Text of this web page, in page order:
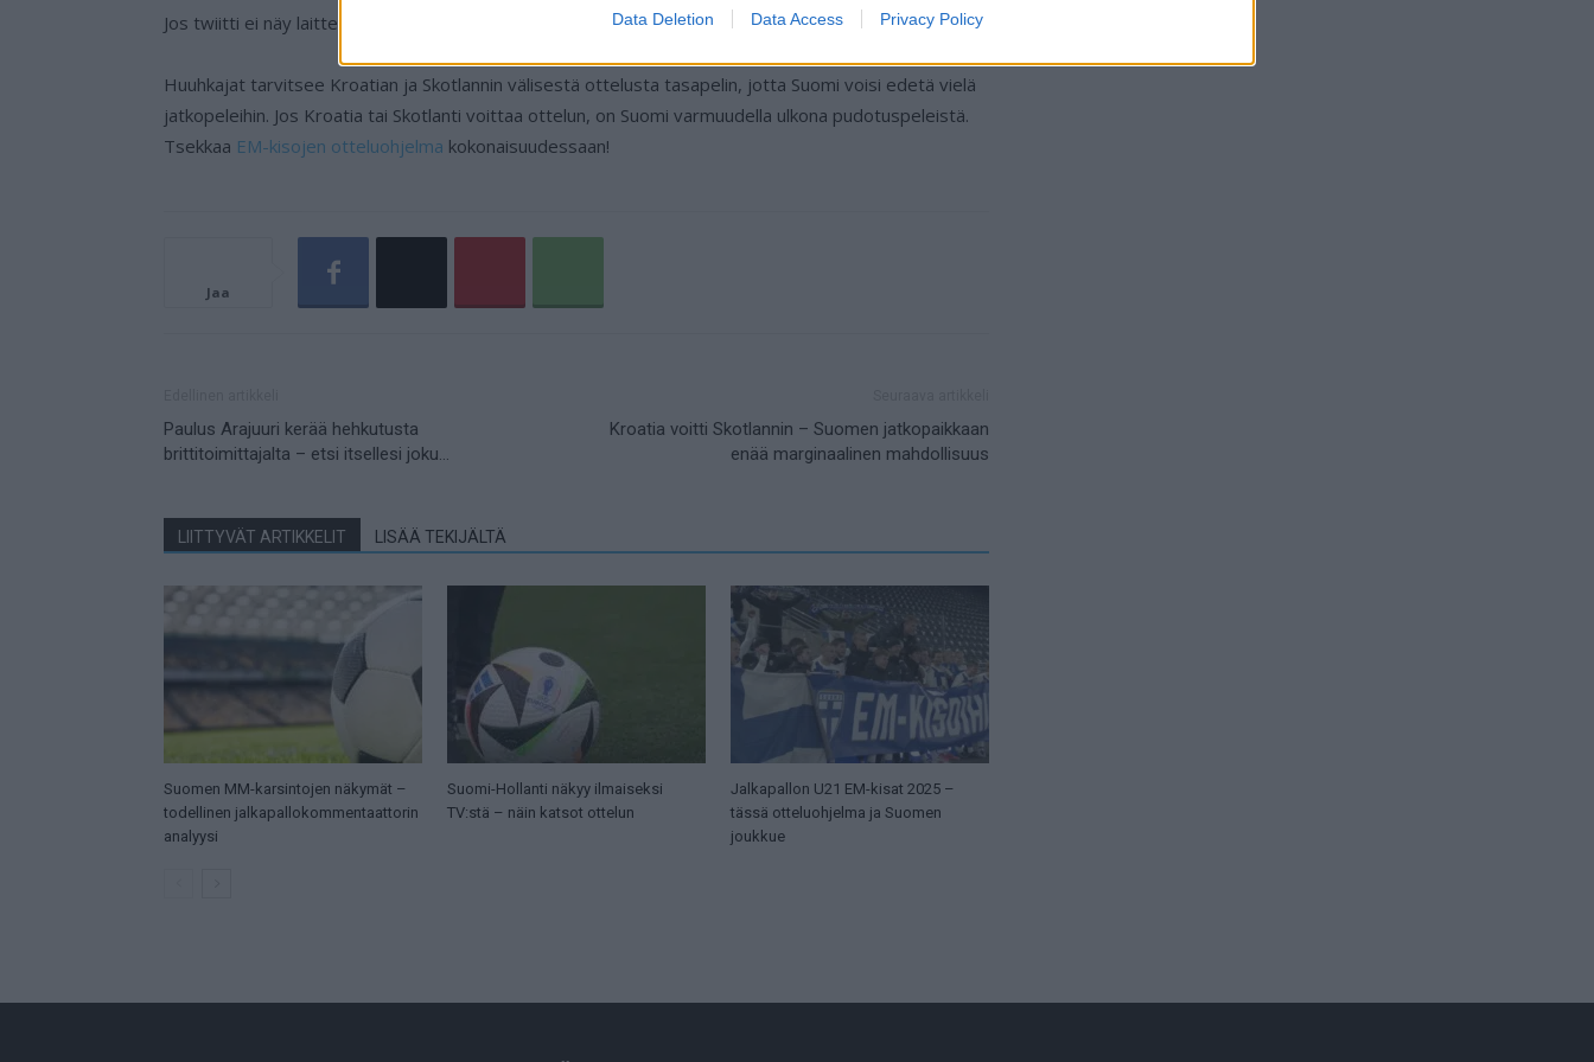
Data Deletion Data Access Privacy Policy
Jos twiitti ei näy laitteellasi voit katsoa sen suoraan Twitteristä.
Huuhkajat tarvitsee Kroatian ja Skotlannin välisestä ottelusta tasapelin, jotta Suomi voisi edetä vielä
jatkopeleihin. Jos Kroatia tai Skotlanti voittaa ottelun, on Suomi varmuudella ulkona pudotuspeleistä.
Tsekkaa EM-kisojen otteluohjelma kokonaisuudessaan!
Jaa
Paulus Arajuuri kerää hehkutusta
brittitoimittajalta – etsi itsellesi joku…
Kroatia voitti Skotlannin – Suomen jatkopaikkaan
enää marginaalinen mahdollisuus
LIITTYVÄT ARTIKKELIT LISÄÄ TEKIJÄLTÄ
Suomen MM-karsintojen näkymät –
todellinen jalkapallokommentaattorin
analyysi
Suomi-Hollanti näkyy ilmaiseksi
TV:stä – näin katsot ottelun
Jalkapallon U21 EM-kisat 2025 –
tässä otteluohjelma ja Suomen
joukkue